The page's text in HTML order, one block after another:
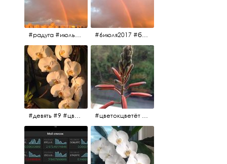
#радуга #июльскоеутро #радугавовсёнебо #6июля2017 #6июля2017 #белыеночи #питерскоеутро #джулаймонинг #июльскоеутро #радугавовсёнебо #радуга #дождик
#девять #9 #цветы #цветокцветёт #flowers